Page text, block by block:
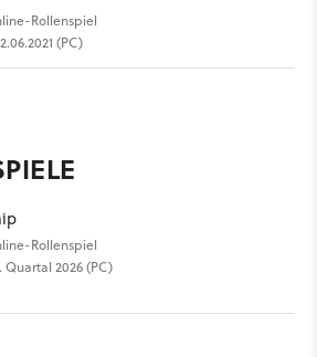
Rollenspiel
(PC)
Rollenspiel
Quartal 2026 (PC)